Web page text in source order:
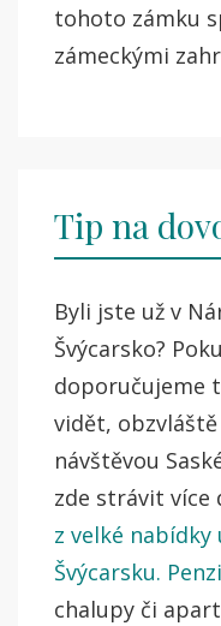
tohoto zámku
zámeckými
Tip na
Byli jste už v
Švýcarsko?
doporučujeme
vidět,
návštěvou
zde strávit více
z velké nabídky
Švýcarsku.
chalupy či